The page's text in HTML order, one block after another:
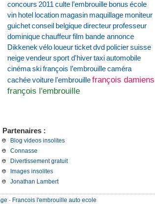
concours 2011 culte l’embrouille bonus école
vin hotel location magasin maquillage moniteur
guichetconseil belgiquedirecteur professeur
dominiquechauffeurfilm bande annonce
Dikkenek vélo loueurticketdvd policiersuisse
neigevendeursport d'hivertaxiautomobile
cinémaskifrançois l’embrouillecaméra
cachéevoiture l'embrouillefrançois damiens
françois l'embrouille
Partenaires :
Blog videos insolites
Connasse
Divertissement gratuit
Images insolites
Jonathan Lambert
- Francois l'embrouille auto ecole